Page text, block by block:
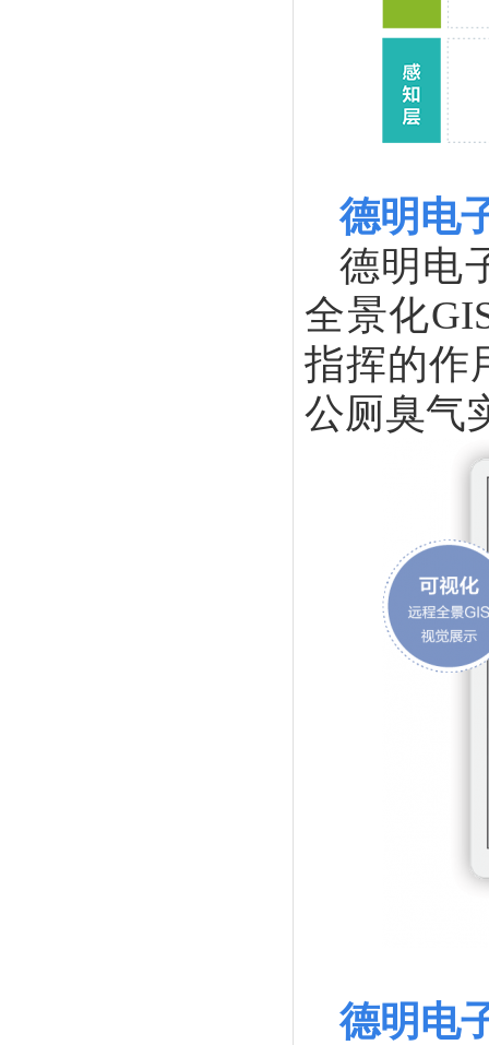
德明电
德明电
全景化
指挥的作
公厕臭气
德明电